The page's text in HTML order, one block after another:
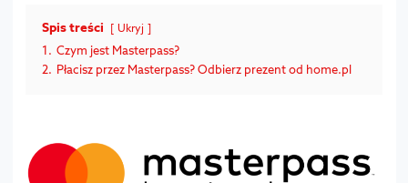
Spis treści Ukryj
1. Czym jest Masterpass?
2. Płacisz przez Masterpass? Odbierz prezent od home.pl